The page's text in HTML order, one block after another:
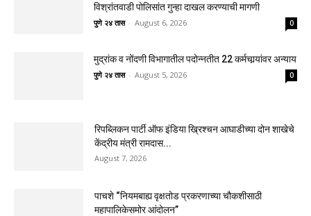
विश्रांतवाडी पोलिसांत गुन्हा दाखल करण्याची मागणी
पुणे २४ तास - August 6, 2026 0
मुद्रांक व नोंदणी विभागातील पदोन्नतीत 22 कर्मचार्‍यांवर अन्याय
पुणे २४ तास - August 5, 2026 0
रिपब्लिकन पार्टी ऑफ इंडिया ख्रिश्चन आघाडीच्या दोन शाखेचे
केंद्रीय मंत्री रामदास...
August 7, 2026
पाचशे “नियमबाह्य वृक्षतोड प्रकरणाच्या चौकशीसाठी
महापालिकेसमोर आंदोलन”